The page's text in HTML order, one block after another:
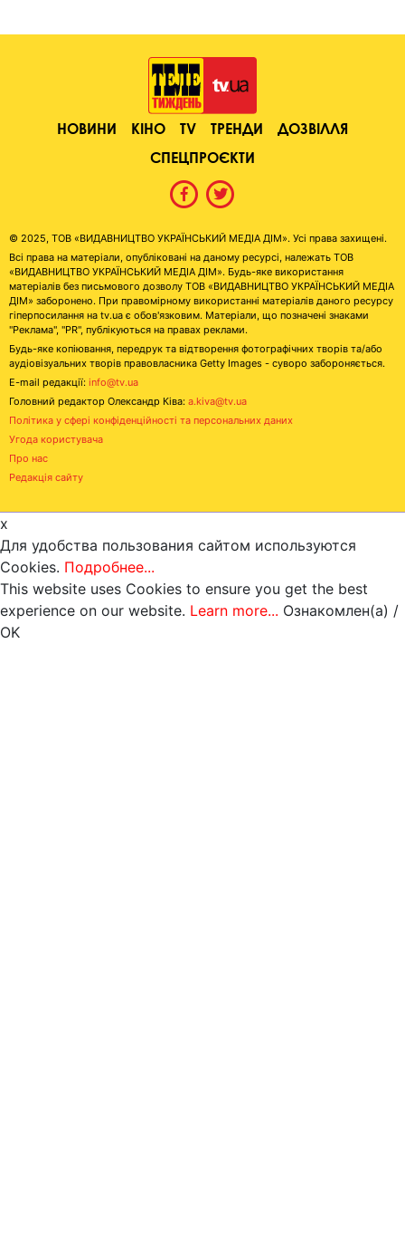
НОВИНИ КІНО TV ТРЕНДИ
ДОЗВІЛЛЯ
СПЕЦПРОЄКТИ
© 2025, ТОВ «ВИДАВНИЦТВО УКРАЇНСЬКИЙ МЕДІА ДІМ». Усі права захищені.
Всі права на матеріали, опубліковані на даному ресурсі, належать ТОВ
«ВИДАВНИЦТВО УКРАЇНСЬКИЙ МЕДІА ДІМ». Будь-яке використання
матеріалів без письмового дозволу ТОВ «ВИДАВНИЦТВО УКРАЇНСЬКИЙ МЕДІА
ДІМ» заборонено. При правомірному використанні матеріалів даного ресурсу
гіперпосилання на tv.ua є обов'язковим. Матеріали, що позначені знаками
"Реклама", "PR", публікуються на правах реклами.
Будь-яке копіювання, передрук та відтворення фотографічних творів та/або
аудіовізуальних творів правовласника Getty Images - суворо забороняється.
E-mail редакції: info@tv.ua
Головний редактор Олександр Ківа: a.kiva@tv.ua
Політика у сфері конфіденційності та персональних даних
Угода користувача
Про нас
Редакція сайту
x
Для удобства пользования сайтом используются
Cookies. Подробнее...
This website uses Cookies to ensure you get the best
experience on our website. Learn more... Ознакомлен(а) /
OK